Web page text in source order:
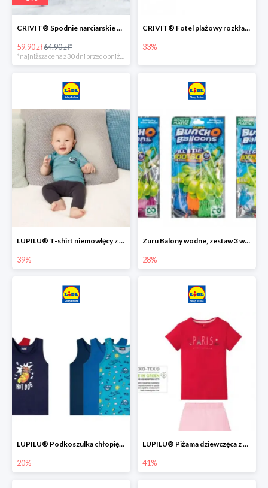
CRIVIT® Spodnie narciarskie dziewczęce
59.90 zł64.90 zł*
*najniższa cena z 30 dni przed obniżką
CRIVIT® Fotel plażowy rozkładany / Brodzik dziecięcy
33%
LUPILU® T-shirt niemowlęcy z biobawełny -39%
39%
Zuru Balony wodne, zestaw 3 wiązek -28%
28%
LUPILU® Podkoszulka chłopięca z bawełny -20%
20%
LUPILU® Piżama dziewczęca z bawełny -41%
41%